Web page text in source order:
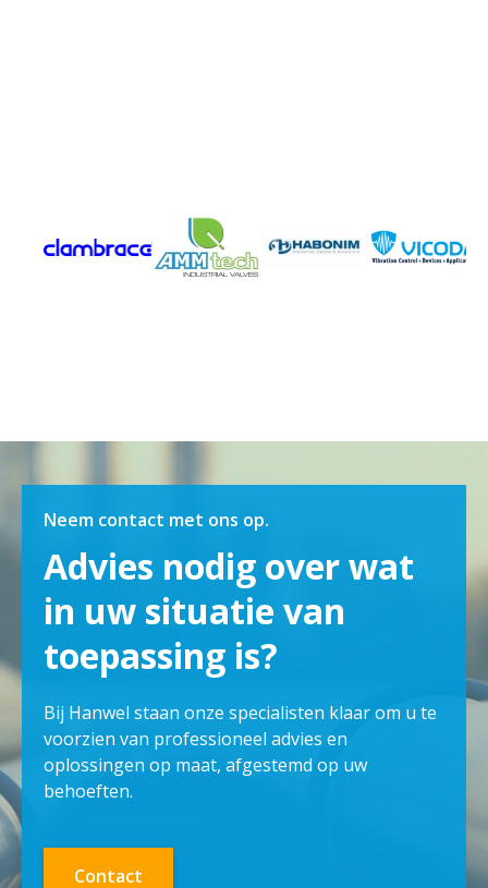
Neem contact met ons op.
Advies nodig over wat
in uw situatie van
toepassing is?
Bij Hanwel staan onze specialisten klaar om u te
voorzien van professioneel advies en
oplossingen op maat, afgestemd op uw
behoeften.
Contact